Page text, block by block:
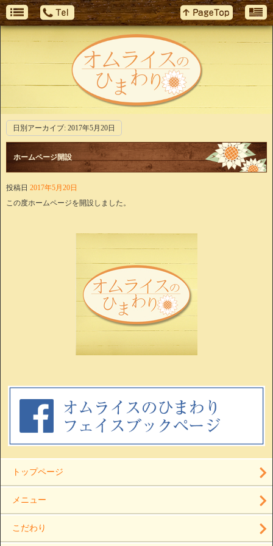
日別アーカイブ: 2017年5月20日
ホームページ開設
投稿日 2017年5月20日
この度ホームページを開設しました。
トップページ
メニュー
こだわり